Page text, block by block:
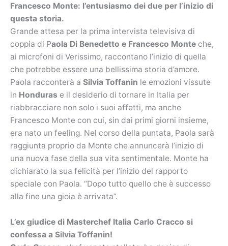
Francesco Monte: l’entusiasmo dei due per l’inizio di
questa storia.
Grande attesa per la prima intervista televisiva di
coppia di Paola Di Benedetto e Francesco Monte che,
ai microfoni di Verissimo, raccontano l’inizio di quella
che potrebbe essere una bellissima storia d’amore.
Paola racconterà a Silvia Toffanin le emozioni vissute
in Honduras e il desiderio di tornare in Italia per
riabbracciare non solo i suoi affetti, ma anche
Francesco Monte con cui, sin dai primi giorni insieme,
era nato un feeling. Nel corso della puntata, Paola sarà
raggiunta proprio da Monte che annuncerà l’inizio di
una nuova fase della sua vita sentimentale. Monte ha
dichiarato la sua felicità per l’inizio del rapporto
speciale con Paola. “Dopo tutto quello che è successo
alla fine una gioia è arrivata”.
L’ex giudice di Masterchef Italia Carlo Cracco si
confessa a Silvia Toffanin!